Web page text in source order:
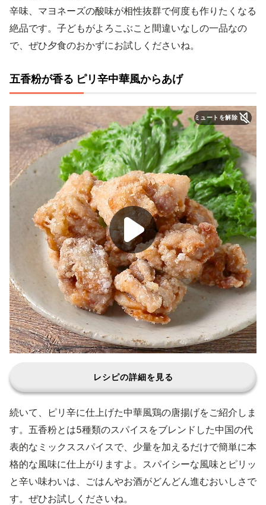
辛味、マヨネーズの酸味が相性抜群で何度も作りたくなる
絶品です。子どもがよろこぶこと間違いなしの一品なの
で、ぜひ夕食のおかずにお試しくださいね。
五香粉が香る ピリ辛中華風からあげ
ミュートを解除
レシピの詳細を見る
続いて、ピリ辛に仕上げた中華風鶏の唐揚げをご紹介しま
す。五香粉とは5種類のスパイスをブレンドした中国の代
表的なミックススパイスで、少量を加えるだけで簡単に本
格的な風味に仕上がりますよ。スパイシーな風味とピリッ
と辛い味わいは、ごはんやお酒がどんどん進むおいしさで
す。ぜひお試しくださいね。